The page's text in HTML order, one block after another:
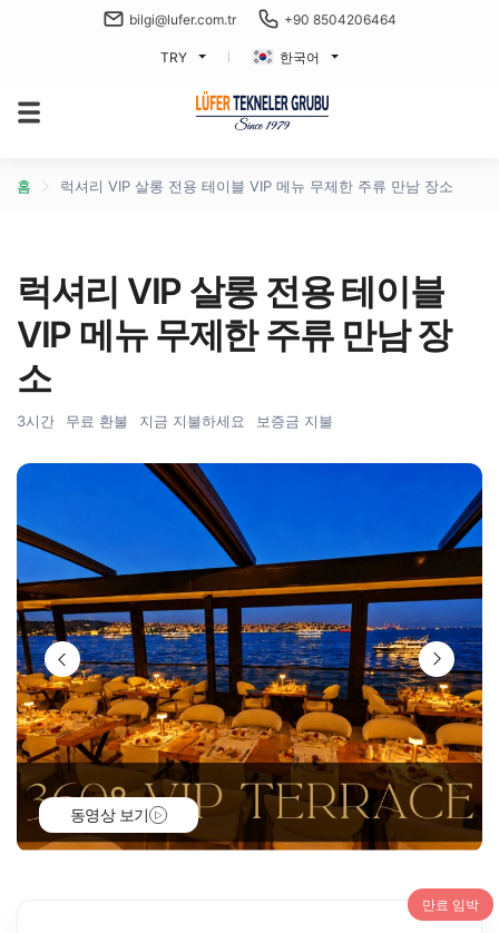
bilgi@lufer.com.tr +90 8504206464
TRY 한국어
홈 럭셔리 VIP 살롱 전용 테이블 VIP 메뉴 무제한 주류 만남 장소
럭셔리 VIP 살롱 전용 테이블
VIP 메뉴 무제한 주류 만남 장
소
3시간 무료 환불 지금 지불하세요 보증금 지불
동영상 보기
만료 임박